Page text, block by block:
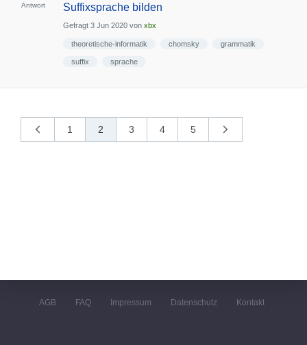
Antwort
Suffixsprache bilden
Gefragt 3 Jun 2020 von xbx
theoretische-informatik chomsky grammatik
suffix sprache
1 2 3 4 5
AGB FAQ Impressum Datenschutz Kontakt